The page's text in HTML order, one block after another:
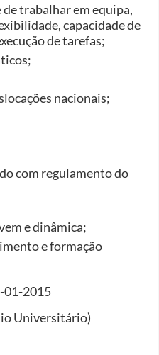
trabalhar em equipa,
capacidade de
de tarefas;
nacionais;
com regulamento do
e dinâmica;
e formação
01-2015
Universitário)